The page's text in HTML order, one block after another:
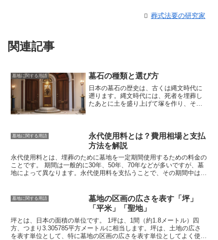
葬式法要の研究家
関連記事
墓地に関する用語 墓石の種類と選び方
日本の墓石の歴史 は、古くは縄文時代に
遡ります。縄文時代には、死者を埋葬し
たあとに土を盛り上げて塚を作り、その
どの形をとるようになりました。古墳時
代後期になると、石室と呼ばれる石で囲
まれた空間が作られ、そこに死者を埋葬
するようになりました。石室は、次第に
複雑化し、壁面に彫刻が施されたり、天
井に石を組み合わせてアーチ状にしたり
合わせて変化しました。火葬された遺骨
は、壺に納められ、それを埋葬するよう
になりました。この形式の墓は、鎌倉時
代以降、次第に全国に広がっていき、現
在でも主流の墓の形となっています。墓
石の歴史は、日本人の死生観や葬送儀礼
墓地に関する用語
永代使用料とは？費用相場と支払
方法を解説
永代使用料とは、埋葬のために墓地を一定期間使用するための料金の
ことです。
期間は一般的に30年、50年、70年などが多いですが、墓
地によって異なります。永代使用料を支払うことで、その期間中は墓
などによって異なりますが、一般的には100万円から300万円程度で
す。また、永代使用料に加えて、墓石の建立費用や管理費などが必要
になる場合があります。永代使用料の支払方法は、一括払い、分割払
い、信託などがあります。一括払いは、永代使用料を全額を一括で支
払う方法です。分割払いは、永代使用料を数回に分けて支払う方法で
す。信託は、永代使用料を信託銀行に預けて管理してもらい、利息で
墓地に関する用語
墓地の区画の広さを表す「坪」
「平米」「聖地」
坪とは、日本の面積の単位です。
1坪は、1間（約1.8メートル）四
方、つまり3.305785平方メートルに相当します。坪は、土地の広さ
を表す単位として、特に墓地の区画の広さを表す単位としてよく使わ